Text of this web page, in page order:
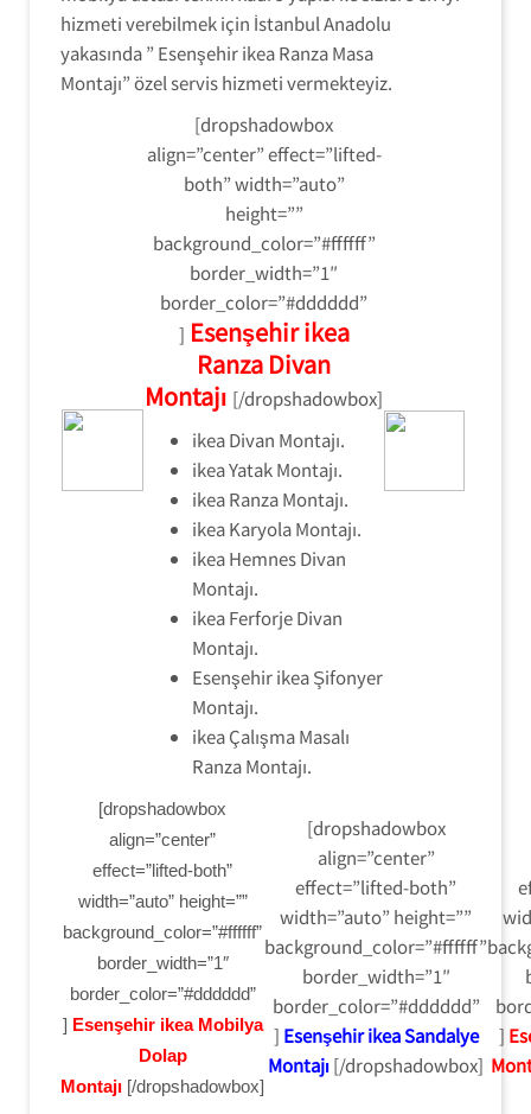
hizmeti verebilmek için İstanbul Anadolu
yakasında ” Esenşehir ikea Ranza Masa
Montajı” özel servis hizmeti vermekteyiz.
[dropshadowbox
align=”center” effect=”lifted-
both” width=”auto”
height=””
background_color=”#ffffff”
border_width=”1″
border_color=”#dddddd”
] Esenşehir ikea
Ranza Divan
Montajı [/dropshadowbox]
ikea Divan Montajı.
ikea Yatak Montajı.
ikea Ranza Montajı.
ikea Karyola Montajı.
ikea Hemnes Divan
Montajı.
ikea Ferforje Divan
Montajı.
Esenşehir ikea Şifonyer
Montajı.
ikea Çalışma Masalı
Ranza Montajı.
[dropshadowbox
align=”center”
effect=”lifted-both”
width=”auto” height=””
background_color=”#ffffff”
border_width=”1″
border_color=”#dddddd”
] Esenşehir ikea Mobilya
Dolap
Montajı [/dropshadowbox]
[dropshadowbox
align=”center”
effect=”lifted-both”
width=”auto” height=””
background_color=”#ffffff”
border_width=”1″
border_color=”#dddddd”
] Esenşehir ikea Sandalye
Montajı[/dropshadowbox]
]